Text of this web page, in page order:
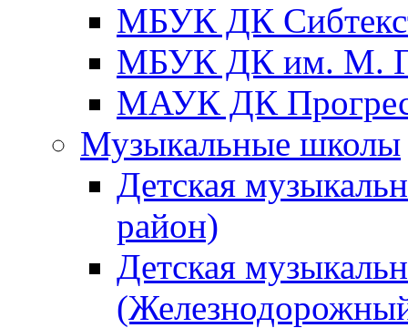
МБУК ДК
МБУК ДК им. М.
МАУК ДК
Музыкальные школы
Детская
район)
Детская